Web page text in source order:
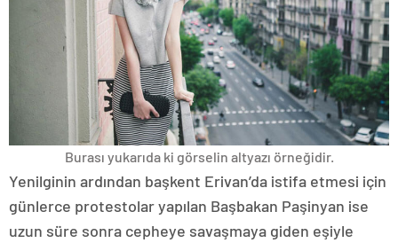
Burası yukarıda ki görselin altyazı örneğidir.
Yenilginin ardından başkent Erivan’da istifa etmesi için
günlerce protestolar yapılan Başbakan Paşinyan ise
uzun süre sonra cepheye savaşmaya giden eşiyle